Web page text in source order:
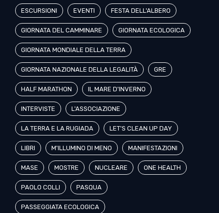
ESCURSIONI EVENTI FESTA DELL'ALBERO
GIORNATA DEL CAMMINARE GIORNATA ECOLOGICA
GIORNATA MONDIALE DELLA TERRA
GIORNATA NAZIONALE DELLA LEGALITÀ GRE
HALF MARATHON IL MARE D'INVERNO
INTERVISTE L'ASSOCIAZIONE
LA TERRA E LA RUGIADA LET'S CLEAN UP DAY
LIBRI M'ILLUMINO DI MENO MANIFESTAZIONI
MASE MOSTRE NUCLEARE ONE HEALTH
PAOLO COLLI PASQUA
PASSEGGIATA ECOLOGICA